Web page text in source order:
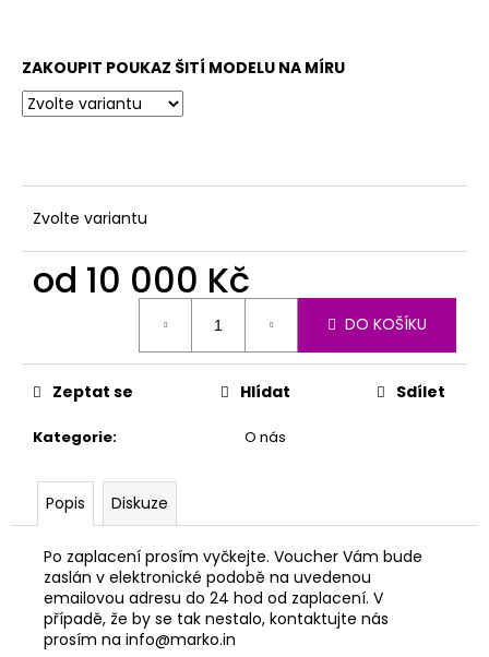
ZAKOUPIT POUKAZ ŠITÍ MODELU NA MÍRU
Zvolte variantu
od 10 000 Kč
DO KOŠÍKU
Kategorie: O nás
Zeptat se Hlídat Sdílet
Popis Diskuze
Po zaplacení prosím vyčkejte. Voucher Vám bude
zaslán v elektronické podobě na uvedenou
emailovou adresu do 24 hod od zaplacení. V
případě, že by se tak nestalo, kontaktujte nás
prosím na info@marko.in